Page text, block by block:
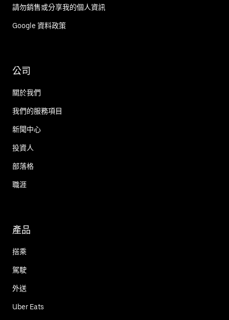
請勿銷售或分享我的個人資訊
Google 資料政策
公司
關於我們
我們的服務項目
新聞中心
投資人
部落格
職涯
產品
搭乘
駕駛
外送
Uber Eats